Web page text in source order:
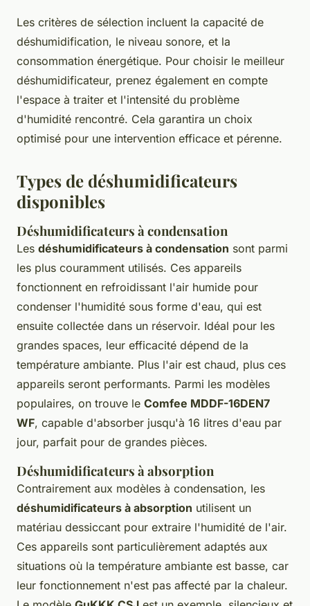
Les critères de sélection incluent la capacité de
déshumidification, le niveau sonore, et la
consommation énergétique. Pour choisir le meilleur
déshumidificateur, prenez également en compte
l'espace à traiter et l'intensité du problème
d'humidité rencontré. Cela garantira un choix
optimisé pour une intervention efficace et pérenne.
Types de déshumidificateurs
disponibles
Déshumidificateurs à condensation
Les déshumidificateurs à condensation sont parmi
les plus couramment utilisés. Ces appareils
fonctionnent en refroidissant l'air humide pour
condenser l'humidité sous forme d'eau, qui est
ensuite collectée dans un réservoir. Idéal pour les
grandes spaces, leur efficacité dépend de la
température ambiante. Plus l'air est chaud, plus ces
appareils seront performants. Parmi les modèles
populaires, on trouve le Comfee MDDF-16DEN7
WF, capable d'absorber jusqu'à 16 litres d'eau par
jour, parfait pour de grandes pièces.
Déshumidificateurs à absorption
Contrairement aux modèles à condensation, les
déshumidificateurs à absorption utilisent un
matériau dessiccant pour extraire l'humidité de l'air.
Ces appareils sont particulièrement adaptés aux
situations où la température ambiante est basse, car
leur fonctionnement n'est pas affecté par la chaleur.